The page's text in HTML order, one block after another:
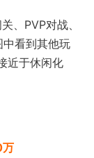
、PVP对战、
中看到其他玩
近于休闲化
万